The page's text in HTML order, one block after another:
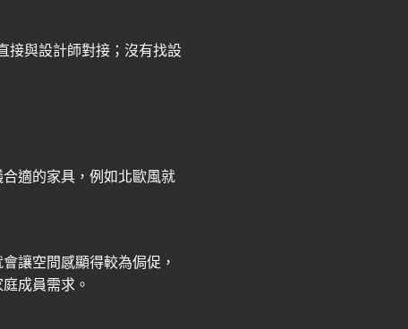
接與設計師對接；沒有找設
適的家具，例如北歐風就
讓空間感顯得較為侷促，
成員需求。